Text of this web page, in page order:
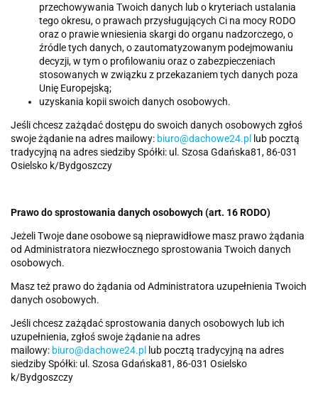
przechowywania Twoich danych lub o kryteriach ustalania
tego okresu, o prawach przysługujących Ci na mocy RODO
oraz o prawie wniesienia skargi do organu nadzorczego, o
źródle tych danych, o zautomatyzowanym podejmowaniu
decyzji, w tym o profilowaniu oraz o zabezpieczeniach
stosowanych w związku z przekazaniem tych danych poza
Unię Europejską;
uzyskania kopii swoich danych osobowych.
Jeśli chcesz zażądać dostępu do swoich danych osobowych zgłoś
swoje żądanie na adres mailowy: biuro@dachowe24.pl lub pocztą
tradycyjną na adres siedziby Spółki: ul. Szosa Gdańska81, 86-031
Osielsko k/Bydgoszczy
Prawo do sprostowania danych osobowych (art. 16 RODO)
Jeżeli Twoje dane osobowe są nieprawidłowe masz prawo żądania
od Administratora niezwłocznego sprostowania Twoich danych
osobowych.
Masz też prawo do żądania od Administratora uzupełnienia Twoich
danych osobowych.
Jeśli chcesz zażądać sprostowania danych osobowych lub ich
uzupełnienia, zgłoś swoje żądanie na adres
mailowy: biuro@dachowe24.pl lub pocztą tradycyjną na adres
siedziby Spółki: ul. Szosa Gdańska81, 86-031 Osielsko
k/Bydgoszczy